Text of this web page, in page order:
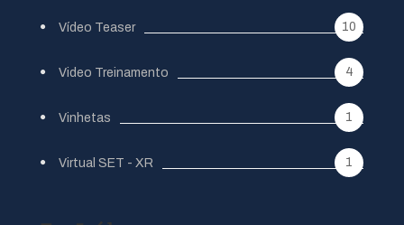
Vídeo Teaser 10
Video Treinamento 4
Vinhetas 1
Virtual SET - XR 1